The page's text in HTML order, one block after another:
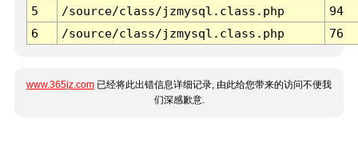
5
/source/class/jzmysql.class.php
94
6
/source/class/jzmysql.class.php 76
www.365jz.com 已经将此出错信息详细记录, 由此给您带来的访问不便我
们深感歉意.